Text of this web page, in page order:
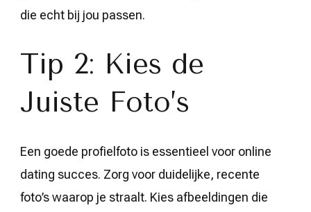
die echt bij jou passen.
Tip 2: Kies de
Juiste Foto’s
Een goede profielfoto is essentieel voor online
dating succes. Zorg voor duidelijke, recente
foto’s waarop je straalt. Kies afbeeldingen die